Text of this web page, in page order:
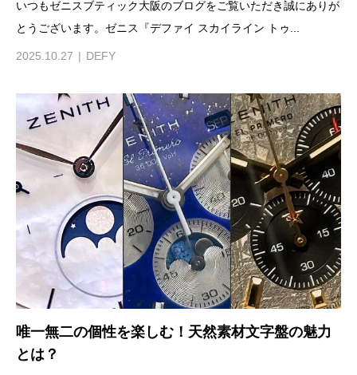
いつもゼニスブティック大阪のブログをご覧いただき誠にありが
とうございます。ゼニス『デファイ スカイライン トゥ...
2025.10.27 DEFY
唯一無二の個性を楽しむ！天然素材文字盤の魅力
とは？